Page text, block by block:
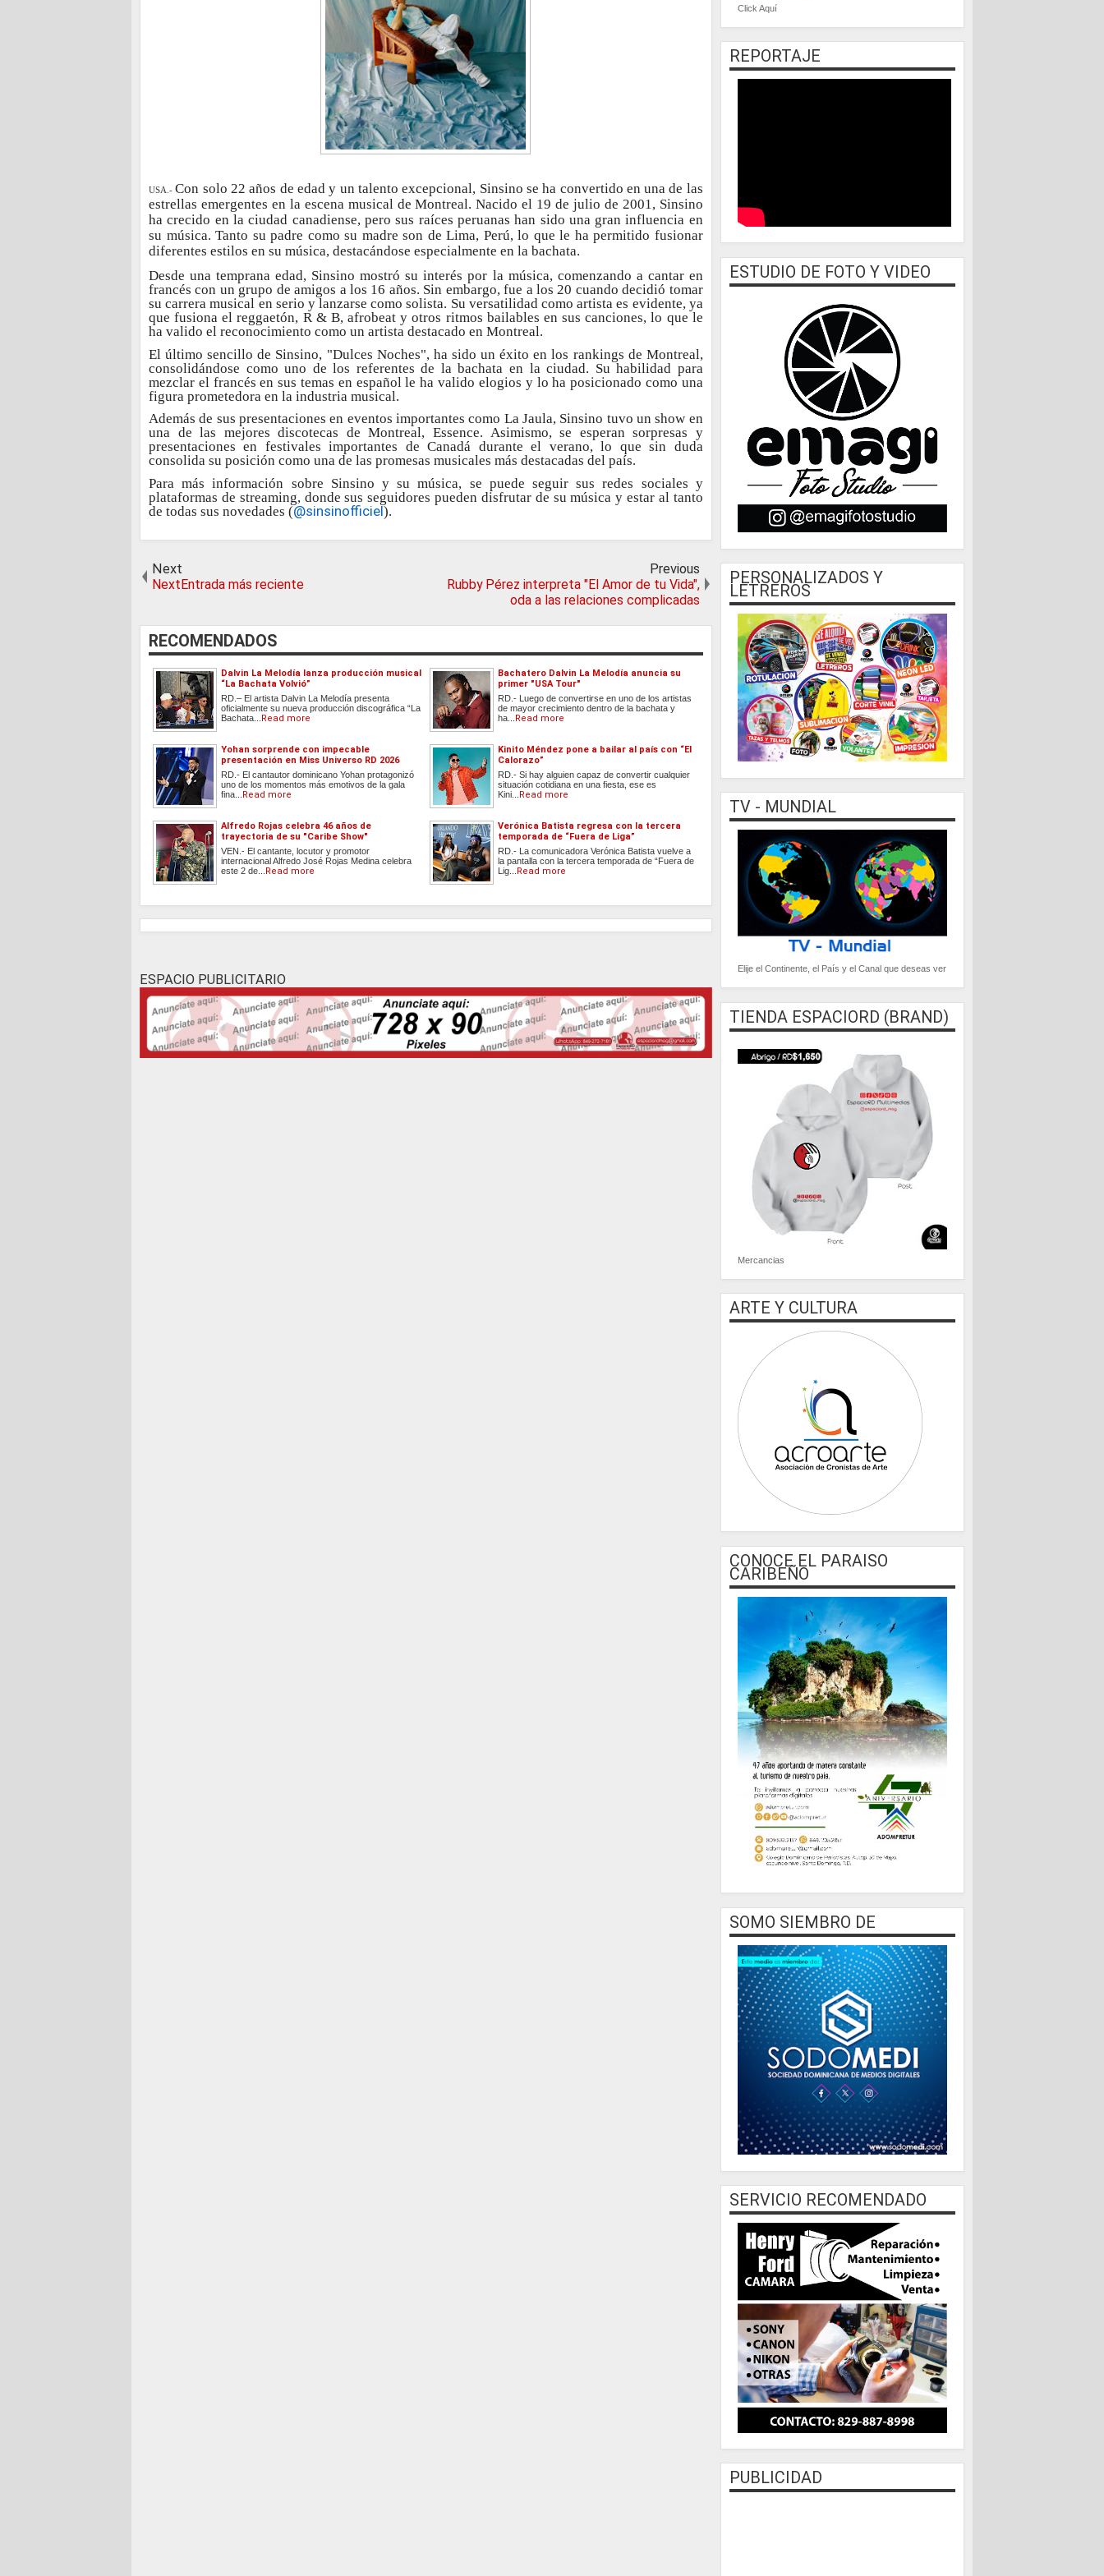
USA.-Con solo 22 años de edad y un talento excepcional, Sinsino se ha convertido en una de las
estrellas emergentes en la escena musical de Montreal. Nacido el 19 de julio de 2001, Sinsino
ha crecido en la ciudad canadiense, pero sus raíces peruanas han sido una gran influencia en
su música. Tanto su padre como su madre son de Lima, Perú, lo que le ha permitido fusionar
diferentes estilos en su música, destacándose especialmente en la bachata.
Desde una temprana edad, Sinsino mostró su interés por la música, comenzando a cantar en
francés con un grupo de amigos a los 16 años. Sin embargo, fue a los 20 cuando decidió tomar
su carrera musical en serio y lanzarse como solista. Su versatilidad como artista es evidente, ya
que fusiona el reggaetón, R & B, afrobeat y otros ritmos bailables en sus canciones, lo que le
ha valido el reconocimiento como un artista destacado en Montreal.
El último sencillo de Sinsino, "Dulces Noches", ha sido un éxito en los rankings de Montreal,
consolidándose como uno de los referentes de la bachata en la ciudad. Su habilidad para
mezclar el francés en sus temas en español le ha valido elogios y lo ha posicionado como una
figura prometedora en la industria musical.
Además de sus presentaciones en eventos importantes como La Jaula, Sinsino tuvo un show en
una de las mejores discotecas de Montreal, Essence. Asimismo, se esperan sorpresas y
presentaciones en festivales importantes de Canadá durante el verano, lo que sin duda
consolida su posición como una de las promesas musicales más destacadas del país.
Para más información sobre Sinsino y su música, se puede seguir sus redes sociales y
plataformas de streaming, donde sus seguidores pueden disfrutar de su música y estar al tanto
de todas sus novedades (@sinsinofficiel).
Next
NextEntrada más reciente
Previous
Rubby Pérez interpreta "El Amor de tu Vida",
oda a las relaciones complicadas
RECOMENDADOS
Dalvin La Melodía lanza producción musical
“La Bachata Volvió”
RD.– El artista Dalvin La Melodía presenta
oficialmente su nueva producción discográfica “La
Bachata... Read more
Bachatero Dalvin La Melodía anuncia su
primer "USA Tour"
RD.- Luego de convertirse en uno de los artistas
de mayor crecimiento dentro de la bachata y
ha... Read more
Yohan sorprende con impecable
presentación en Miss Universo RD 2026
RD.- El cantautor dominicano Yohan protagonizó
uno de los momentos más emotivos de la gala
fina... Read more
Kinito Méndez pone a bailar al país con “El
Calorazo”
RD.- Si hay alguien capaz de convertir cualquier
situación cotidiana en una fiesta, ese es
Kini... Read more
Alfredo Rojas celebra 46 años de
trayectoria de su "Caribe Show"
VEN.- El cantante, locutor y promotor
internacional Alfredo José Rojas Medina celebra
este 2 de... Read more
Verónica Batista regresa con la tercera
temporada de “Fuera de Liga”
RD.- La comunicadora Verónica Batista vuelve a
la pantalla con la tercera temporada de “Fuera de
Lig... Read more
ESPACIO PUBLICITARIO
Click Aquí
REPORTAJE
ESTUDIO DE FOTO Y VIDEO
PERSONALIZADOS Y
LETREROS
TV - MUNDIAL
Elije el Continente, el País y el Canal que deseas ver
TIENDA ESPACIORD (BRAND)
Mercancias
ARTE Y CULTURA
CONOCE EL PARAISO
CARIBEÑO
SOMO SIEMBRO DE
SERVICIO RECOMENDADO
PUBLICIDAD